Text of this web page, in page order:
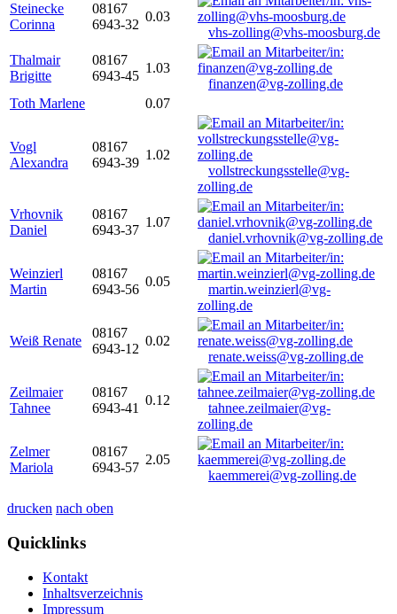
Steinecke
Corinna
08167
6943-32
0.03
vhs-zolling@vhs-moosburg.de
Thalmair
Brigitte
08167
6943-45
1.03
finanzen@vg-zolling.de
Toth Marlene
0.07
Vogl
Alexandra
08167
6943-39
1.02
vollstreckungsstelle@vg-
zolling.de
Vrhovnik
Daniel
08167
6943-37
1.07
daniel.vrhovnik@vg-zolling.de
Weinzierl
Martin
08167
6943-56
0.05
martin.weinzierl@vg-
zolling.de
Weiß Renate
08167
6943-12
0.02
renate.weiss@vg-zolling.de
Zeilmaier
Tahnee
08167
6943-41
0.12
tahnee.zeilmaier@vg-
zolling.de
Zelmer
Mariola
08167
6943-57
2.05
kaemmerei@vg-zolling.de
drucken nach oben
Quicklinks
Kontakt
Inhaltsverzeichnis
Impressum